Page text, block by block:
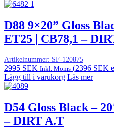
D88 9×20” Gloss
ET25 | CB78,1 –
Artikelnummer: SF-120875
2995 SEK Inkl. Moms (2396 SEK
Lägg till i varukorg Läs mer
D54 Gloss Black –
– DIRT A.T